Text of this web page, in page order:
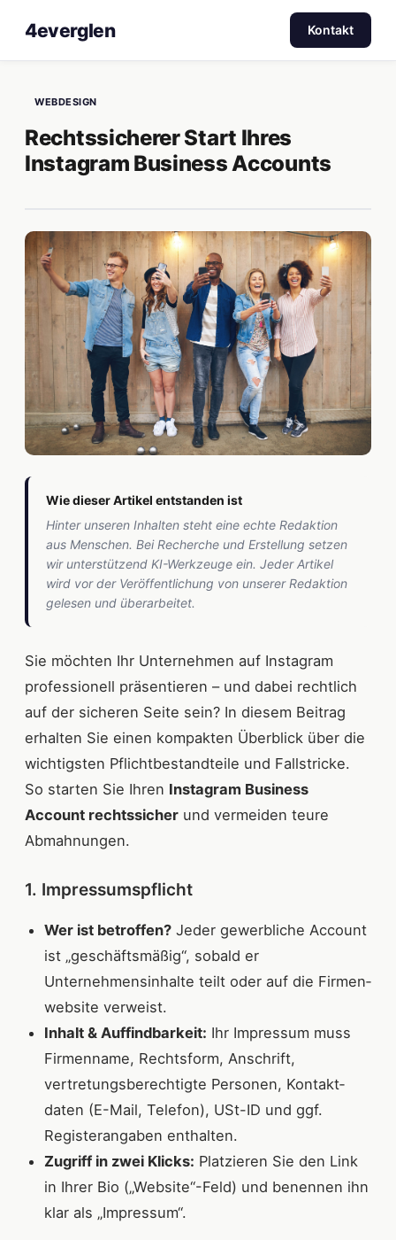
4everglen Kontakt
WEBDESIGN
Rechtssicherer Start Ihres
Instagram Business Accounts
Wie dieser Artikel entstanden ist
Hinter unseren Inhalten steht eine echte Redaktion
aus Menschen. Bei Recherche und Erstellung setzen
wir unterstützend KI-Werkzeuge ein. Jeder Artikel
wird vor der Veröffentlichung von unserer Redaktion
gelesen und überarbeitet.
Sie möchten Ihr Unternehmen auf Instagram
professionell präsentieren – und dabei rechtlich
auf der sicheren Seite sein? In diesem Beitrag
erhalten Sie einen kompakten Überblick über die
wichtigsten Pflicht­bestandteile und Fallstricke.
So starten Sie Ihren Instagram Business
Account rechtssicher und vermeiden teure
Abmahnungen.
1. Impressumspflicht
Wer ist betroffen? Jeder gewerbliche Account
ist „geschäftsmäßig“, sobald er
Unternehmens­inhalte teilt oder auf die Firmen­
website verweist.
Inhalt & Auffindbarkeit: Ihr Impressum muss
Firmen­name, Rechtsform, Anschrift,
vertretungs­berechtigte Personen, Kontakt­
daten (E-Mail, Telefon), USt-ID und ggf.
Register­angaben enthalten.
Zugriff in zwei Klicks: Platzieren Sie den Link
in Ihrer Bio („Website“-Feld) und benennen ihn
klar als „Impressum“.